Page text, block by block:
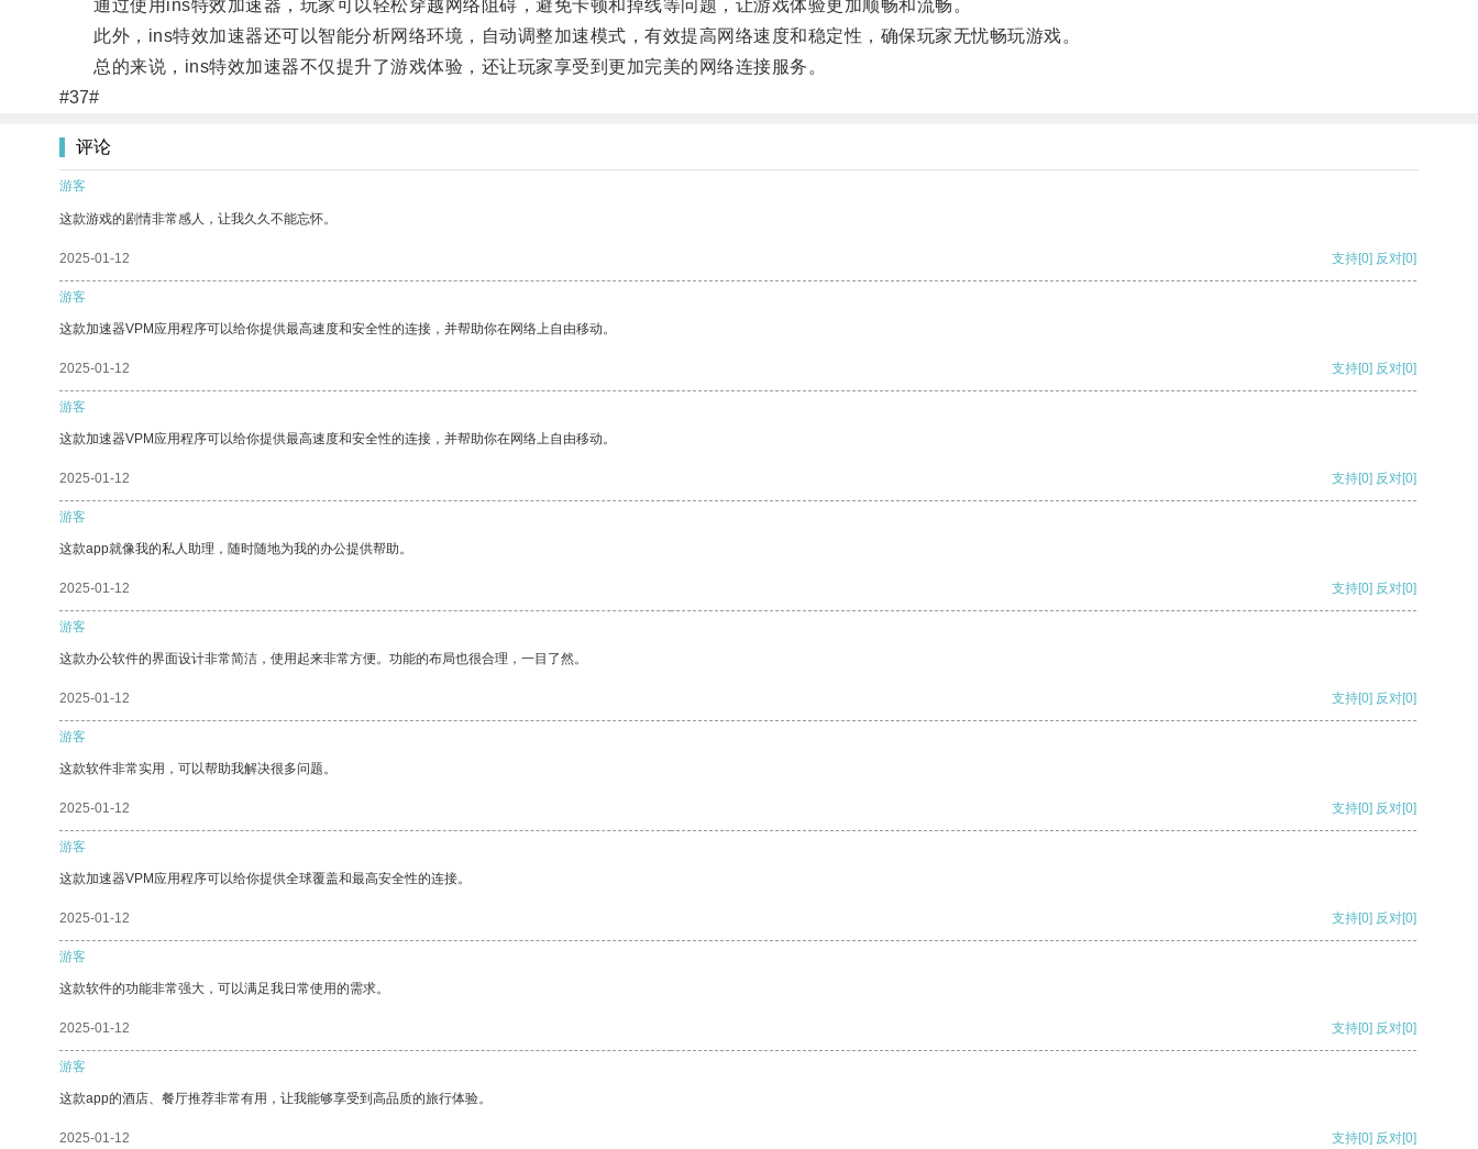
通过使用ins特效加速器，玩家可以轻松穿越网络阻碍，避免卡顿和掉线等问题，让游戏体验更加顺畅和流畅。
此外，ins特效加速器还可以智能分析网络环境，自动调整加速模式，有效提高网络速度和稳定性，确保玩家无忧畅玩游戏。
总的来说，ins特效加速器不仅提升了游戏体验，还让玩家享受到更加完美的网络连接服务。
#37#
评论
游客
这款游戏的剧情非常感人，让我久久不能忘怀。
2025-01-12 支持[0] 反对[0]
游客
这款加速器VPM应用程序可以给你提供最高速度和安全性的连接，并帮助你在网络上自由移动。
2025-01-12 支持[0] 反对[0]
游客
这款加速器VPM应用程序可以给你提供最高速度和安全性的连接，并帮助你在网络上自由移动。
2025-01-12 支持[0] 反对[0]
游客
这款app就像我的私人助理，随时随地为我的办公提供帮助。
2025-01-12 支持[0] 反对[0]
游客
这款办公软件的界面设计非常简洁，使用起来非常方便。功能的布局也很合理，一目了然。
2025-01-12 支持[0] 反对[0]
游客
这款软件非常实用，可以帮助我解决很多问题。
2025-01-12 支持[0] 反对[0]
游客
这款加速器VPM应用程序可以给你提供全球覆盖和最高安全性的连接。
2025-01-12 支持[0] 反对[0]
游客
这款软件的功能非常强大，可以满足我日常使用的需求。
2025-01-12 支持[0] 反对[0]
游客
这款app的酒店、餐厅推荐非常有用，让我能够享受到高品质的旅行体验。
2025-01-12 支持[0] 反对[0]